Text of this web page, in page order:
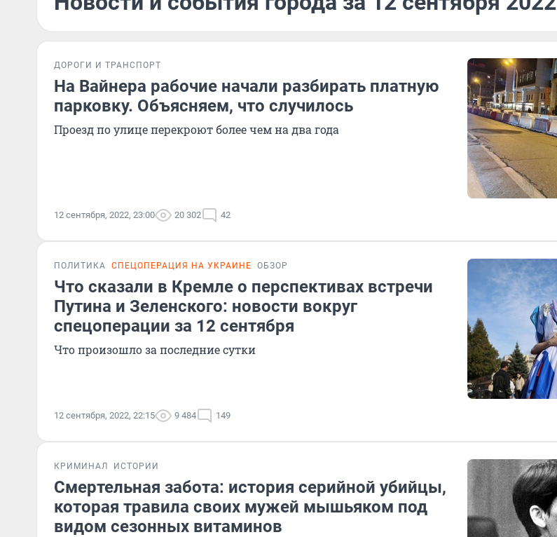
ДОРОГИ И ТРАНСПОРТ
На Вайнера рабочие начали разбирать платную
парковку. Объясняем, что случилось
Проезд по улице перекроют более чем на два года
12 сентября, 2022, 23:00 20 302 42
ПОЛИТИКА СПЕЦОПЕРАЦИЯ НА УКРАИНЕ ОБЗОР
Что сказали в Кремле о перспективах встречи
Путина и Зеленского: новости вокруг
спецоперации за 12 сентября
Что произошло за последние сутки
12 сентября, 2022, 22:15 9 484 149
КРИМИНАЛ ИСТОРИИ
Смертельная забота: история серийной убийцы,
которая травила своих мужей мышьяком под
видом сезонных витаминов